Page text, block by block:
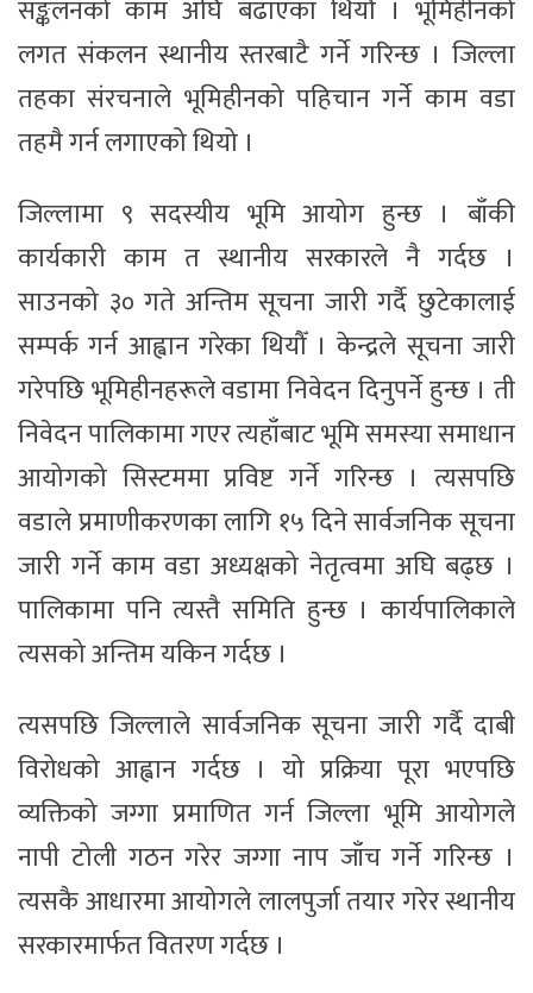
सङ्कलनको काम अघि बढाएका थियौँ । भूमिहीनको
लगत संकलन स्थानीय स्तरबाटै गर्ने गरिन्छ । जिल्ला
तहका संरचनाले भूमिहीनको पहिचान गर्ने काम वडा
तहमै गर्न लगाएको थियो ।
जिल्लामा ९ सदस्यीय भूमि आयोग हुन्छ । बाँकी
कार्यकारी काम त स्थानीय सरकारले नै गर्दछ ।
साउनको ३० गते अन्तिम सूचना जारी गर्दै छुटेकालाई
सम्पर्क गर्न आह्वान गरेका थियौँ । केन्द्रले सूचना जारी
गरेपछि भूमिहीनहरूले वडामा निवेदन दिनुपर्ने हुन्छ । ती
निवेदन पालिकामा गएर त्यहाँबाट भूमि समस्या समाधान
आयोगको सिस्टममा प्रविष्ट गर्ने गरिन्छ । त्यसपछि
वडाले प्रमाणीकरणका लागि १५ दिने सार्वजनिक सूचना
जारी गर्ने काम वडा अध्यक्षको नेतृत्वमा अघि बढ्छ ।
पालिकामा पनि त्यस्तै समिति हुन्छ । कार्यपालिकाले
त्यसको अन्तिम यकिन गर्दछ ।
त्यसपछि जिल्लाले सार्वजनिक सूचना जारी गर्दै दाबी
विरोधको आह्वान गर्दछ । यो प्रक्रिया पूरा भएपछि
व्यक्तिको जग्गा प्रमाणित गर्न जिल्ला भूमि आयोगले
नापी टोली गठन गरेर जग्गा नाप जाँच गर्ने गरिन्छ ।
त्यसकै आधारमा आयोगले लालपुर्जा तयार गरेर स्थानीय
सरकारमार्फत वितरण गर्दछ ।